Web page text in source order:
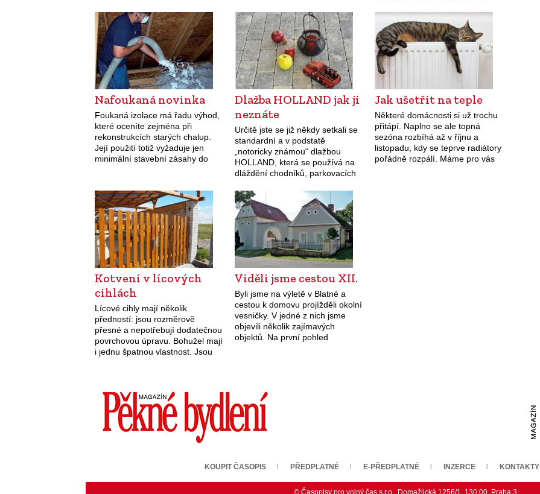
Otavou si milovníci přírody
postavili…
stabilitou a vysokým topným
faktorem.
Nafoukaná novinka
Foukaná izolace má řadu výhod,
které oceníte zejména při
rekonstrukcích starých chalup.
Její použití totiž vyžaduje jen
minimální stavební zásahy do
není, ale mnozí stavebníci, zvyklí
na…
Dlažba HOLLAND jak ji
neznáte
Určitě jste se již někdy setkali se
standardní a v podstatě
„notoricky známou“ dlažbou
HOLLAND, která se používá na
dláždění chodníků, parkovacích
domů a dalších zpevněných
ploch. Společnost PRESBETON
objevila skrytý…
Jak ušetřit na teple
Některé domácnosti si už trochu
přitápí. Naplno se ale topná
sezóna rozbíhá až v říjnu a
listopadu, kdy se teprve radiátory
pořádně rozpálí. Máme pro vás
Kotvení v lícových
cihlách
Lícové cihly mají několik
předností: jsou rozměrově
přesné a nepotřebují dodatečnou
povrchovou úpravu. Bohužel mají
i jednu špatnou vlastnost. Jsou
Viděli jsme cestou XII.
Byli jsme na výletě v Blatné a
cestou k domovu projížděli okolní
vesničky. V jedné z nich jsme
objevili několik zajímavých
objektů. Na první pohled
KOUPIT ČASOPIS PŘEDPLATNÉ E-PŘEDPLATNÉ INZERCE KONTAKTY
© Časopisy pro volný čas s.r.o., Domažlická 1256/1, 130 00, Praha 3